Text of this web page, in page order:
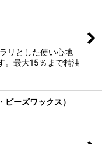
リとした使い心地
。最大15％まで精油
ーズワックス）